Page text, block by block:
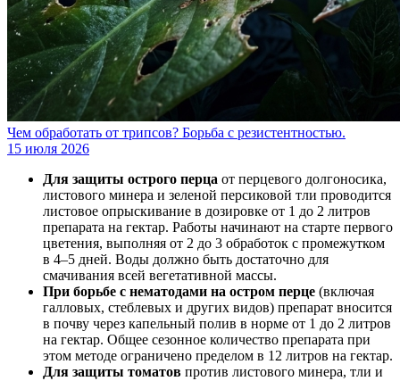
Чем обработать от трипсов? Борьба с резистентностью.
15 июля 2026
Для защиты острого перца от перцевого долгоносика,
листового минера и зеленой персиковой тли проводится
листовое опрыскивание в дозировке от 1 до 2 литров
препарата на гектар. Работы начинают на старте первого
цветения, выполняя от 2 до 3 обработок с промежутком
в 4–5 дней. Воды должно быть достаточно для
смачивания всей вегетативной массы.
При борьбе с нематодами на остром перце (включая
галловых, стеблевых и других видов) препарат вносится
в почву через капельный полив в норме от 1 до 2 литров
на гектар. Общее сезонное количество препарата при
этом методе ограничено пределом в 12 литров на гектар.
Для защиты томатов против листового минера, тли и